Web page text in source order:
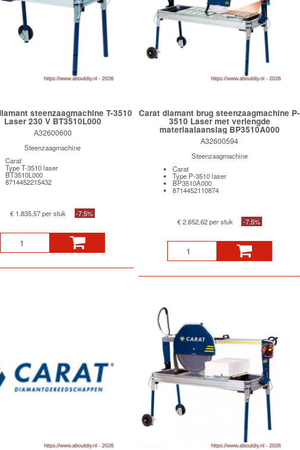
steenzaagmachine T-3510
Laser 230 V BT3510L000
A32600600
Steenzaagmachine
Carat
Type T-3510 laser
BT3510L000
8714452215432
€ 1.835,57 per stuk -7,5%
Carat diamant brug steenzaagmachine P-
3510 Laser met verlengde
materiaalaanslag BP3510A000
A32600594
Steenzaagmachine
Carat
Type P-3510 laser
BP3510A000
8714452110874
€ 2.652,62 per stuk -7,5%